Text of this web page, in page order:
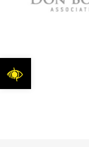
Ouvrir la barre d’outils